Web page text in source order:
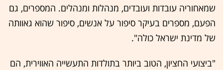
שמאחוריה עובדות ועובדים, מנהלות ומנהלים. המספרים, גם
הפעם, מספרים בעיקר סיפור על אנשים, סיפור שהוא גאוותה
של מדינת ישראל כולה".
"ביצועי החציון, הטוב ביותר בתולדות התעשייה האווירית, הם